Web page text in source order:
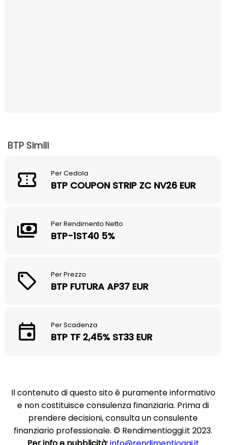
BTP Simili
Per Cedola
BTP COUPON STRIP ZC NV26 EUR
Per Rendimento Netto
BTP-1ST40 5%
Per Prezzo
BTP FUTURA AP37 EUR
Per Scadenza
BTP TF 2,45% ST33 EUR
Il contenuto di questo sito è puramente informativo
e non costituisce consulenza finanziaria. Prima di
prendere decisioni, consulta un consulente
finanziario professionale. © Rendimentioggi.it 2023.